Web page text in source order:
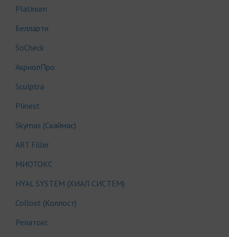
Platinum
Белларти
SoCheck
АкриолПро
Sculptra
Plinest
Skymas (Скаймас)
АRT Filler
МИОТОКС
HYAL SYSTEM (ХИАЛ СИСТЕМ)
Collost (Коллост)
Релатокс